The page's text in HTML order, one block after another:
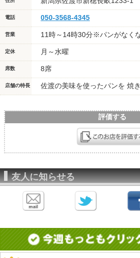
電話 050-3568-4345
営業 11時～14時30分※パンがなく
定休 月～水曜
席数 8席
店舗の特長 佐渡の美味を使ったパンを 焼
評価する
友人に知らせる